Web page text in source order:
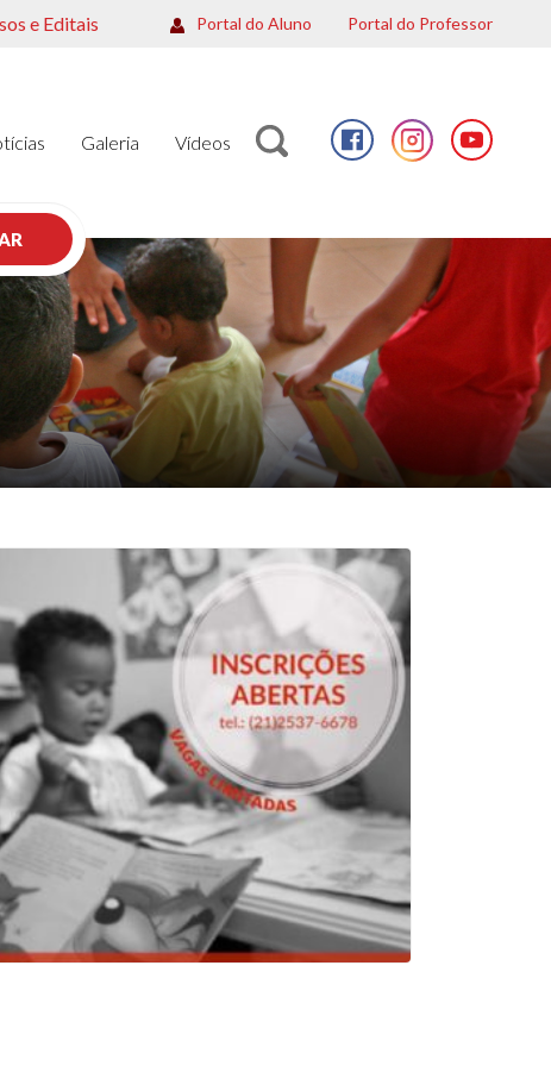
e Editais Portal do Aluno Portal do Professor
Galeria Vídeos